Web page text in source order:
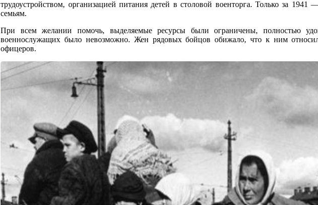
трудоустройством, организацией питания детей в столовой военторга. Только за
семьям.
При всем желании помочь, выделяемые ресурсы были ограничены, полностью
военнослужащих было невозможно. Жен рядовых бойцов обижало, что к ним
офицеров.